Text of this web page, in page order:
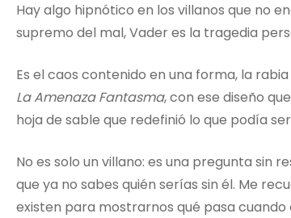
Hay algo hipnótico en los villanos que no
supremo del mal, Vader es la tragedia
Es el caos contenido en una forma, la
La Amenaza Fantasma, con ese diseño
hoja de sable que redefinió lo que podía
No es solo un villano: es una pregunta sin
que ya no sabes quién serías sin él. Me
existen para mostrarnos qué pasa